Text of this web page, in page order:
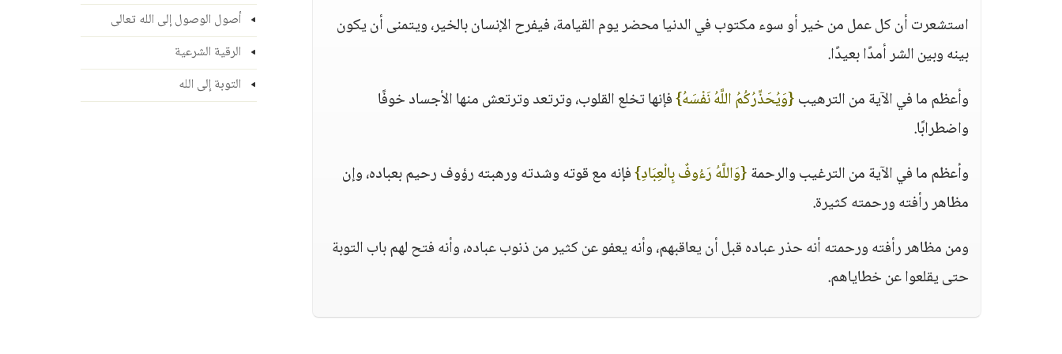
استشعرت أن كل عمل من خير أو سوء مكتوب في الدنيا محضر يوم القيامة، فيفرح الإنسان بالخير، ويتمنى أن يكون
بينه وبين الشر أمدًا بعيدًا.
وأعظم ما في الآية من الترهيب{وَيُحَذِّرُكُمُ اللَّهُ نَفْسَهُ}فإنها تخلع القلوب، وترتعد وترتعش منها الأجساد خوفًا
واضطرابًا.
وأعظم ما في الآية من الترغيب والرحمة{وَاللَّهُ رَءُوفٌ بِالْعِبَادِ}فإنه مع قوته وشدته ورهبته رؤوف رحيم بعباده، وإن
مظاهر رأفته ورحمته كثيرة.
ومن مظاهر رأفته ورحمته أنه حذر عباده قبل أن يعاقبهم، وأنه يعفو عن كثير من ذنوب عباده، وأنه فتح لهم باب التوبة
حتى يقلعوا عن خطاياهم.
أصول الوصول إلى الله تعالى
الرقية الشرعية
التوبة إلى الله